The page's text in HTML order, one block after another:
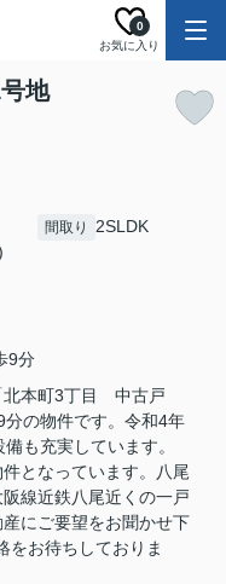
お気に入り
0
地
間取り 2SLDK
9分
北本町3丁目 中古戸
の物件です。令和4年
も充実しています。
となっています。八尾
線近鉄八尾近くの一戸
にご要望をお聞かせ下
をお待ちしておりま